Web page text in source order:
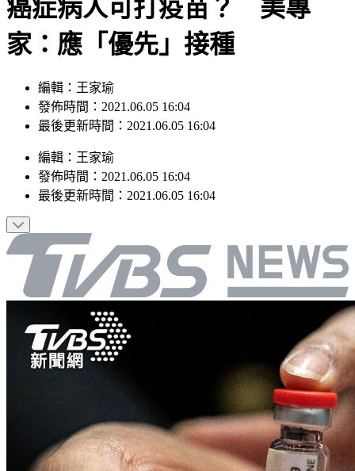
癌症病人可打疫苗？ 美專
家：應「優先」接種
編輯：王家瑜
發佈時間：2021.06.05 16:04
編輯：王家瑜
發佈時間：2021.06.05 16:04